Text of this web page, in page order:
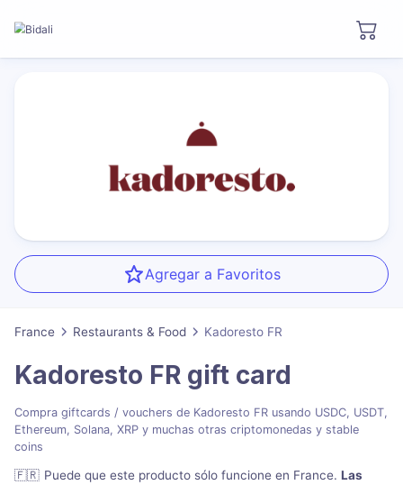
Agregar a Favoritos
France Restaurants & Food Kadoresto FR
Kadoresto FR gift card
Compra giftcards / vouchers de Kadoresto FR usando USDC, USDT,
Ethereum, Solana, XRP y muchas otras criptomonedas y stable
coins
🇫🇷 Puede que este producto sólo funcione en France. Las